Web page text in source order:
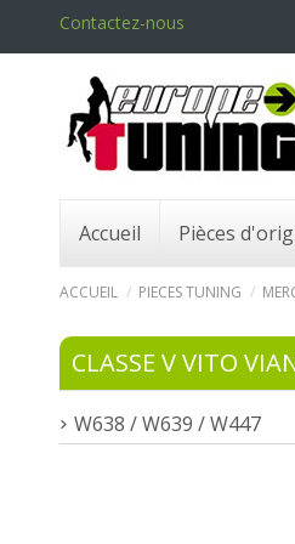
Contactez-nous
Accueil Pièces
ACCUEIL PIECES TUNING
CLASSE V VITO
W638 / W639 / W447